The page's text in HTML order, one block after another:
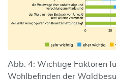
Abb. 4: Wichtige Faktoren
Wohlbefinden der